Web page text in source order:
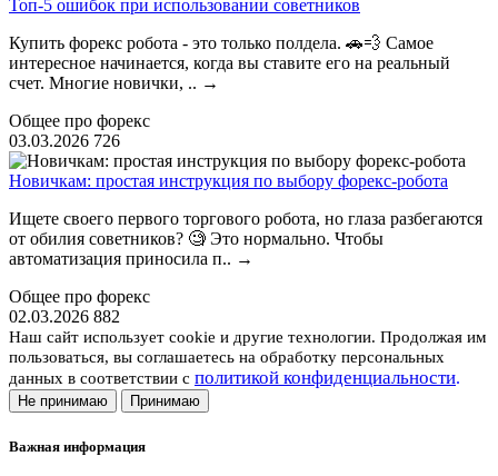
Топ-5 ошибок при использовании советников
Купить форекс робота - это только полдела. 🚗💨 Самое
интересное начинается, когда вы ставите его на реальный
счет. Многие новички, .. →
Общее про форекс
03.03.2026 726
Новичкам: простая инструкция по выбору форекс-робота
Ищете своего первого торгового робота, но глаза разбегаются
от обилия советников? 🧐 Это нормально. Чтобы
автоматизация приносила п.. →
Общее про форекс
02.03.2026 882
Наш сайт использует cookie и другие технологии. Продолжая им
пользоваться, вы соглашаетесь на обработку персональных
данных в соответствии с политикой конфиденциальности.
Не принимаю Принимаю
Важная информация